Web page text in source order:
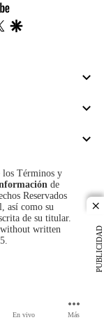
En vivo Más
PUBLICIDAD
youtube-
footer
twitter
los Términos y
de
Reservados
así como su
de su titular.
written